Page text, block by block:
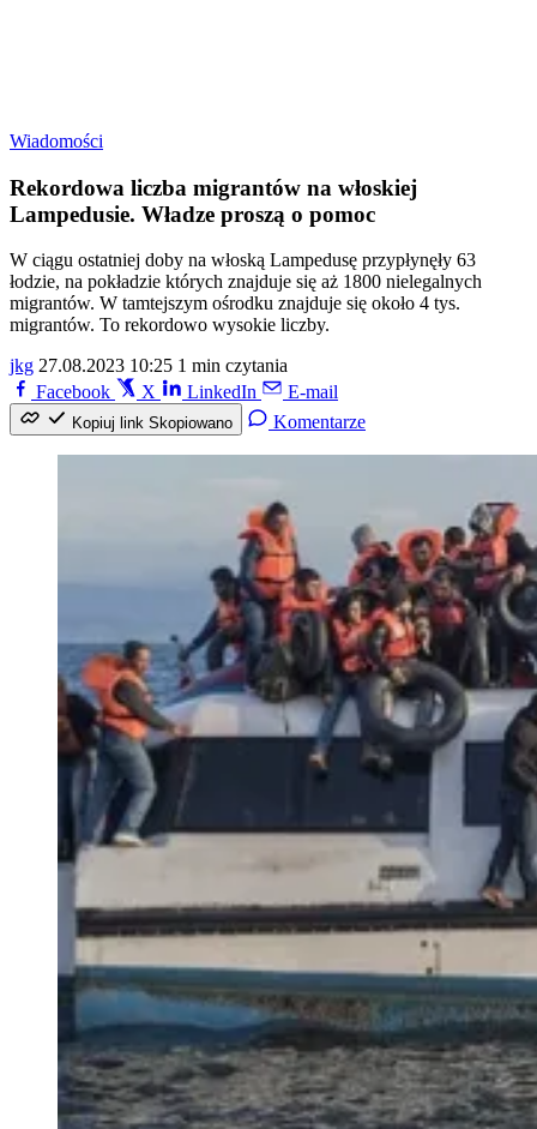
Wiadomości
Rekordowa liczba migrantów na włoskiej
Lampedusie. Władze proszą o pomoc
W ciągu ostatniej doby na włoską Lampedusę przypłynęły 63
łodzie, na pokładzie których znajduje się aż 1800 nielegalnych
migrantów. W tamtejszym ośrodku znajduje się około 4 tys.
migrantów. To rekordowo wysokie liczby.
jkg 27.08.2023 10:25 1 min czytania
Facebook
X LinkedIn E-mail
Kopiuj link Skopiowano Komentarze